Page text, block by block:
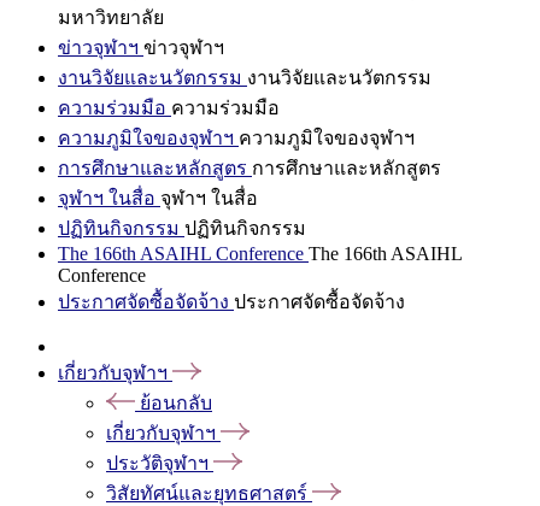
มหาวิทยาลัย
ข่าวจุฬาฯ ข่าวจุฬาฯ
งานวิจัยและนวัตกรรม งานวิจัยและนวัตกรรม
ความร่วมมือ ความร่วมมือ
ความภูมิใจของจุฬาฯ ความภูมิใจของจุฬาฯ
การศึกษาและหลักสูตร การศึกษาและหลักสูตร
จุฬาฯ ในสื่อ จุฬาฯ ในสื่อ
ปฏิทินกิจกรรม ปฏิทินกิจกรรม
The 166th ASAIHL Conference The 166th ASAIHL
Conference
ประกาศจัดซื้อจัดจ้าง ประกาศจัดซื้อจัดจ้าง
เกี่ยวกับจุฬาฯ
ย้อนกลับ
เกี่ยวกับจุฬาฯ
ประวัติจุฬาฯ
วิสัยทัศน์และยุทธศาสตร์